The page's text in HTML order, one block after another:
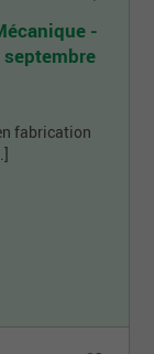
-
septembre
fabrication